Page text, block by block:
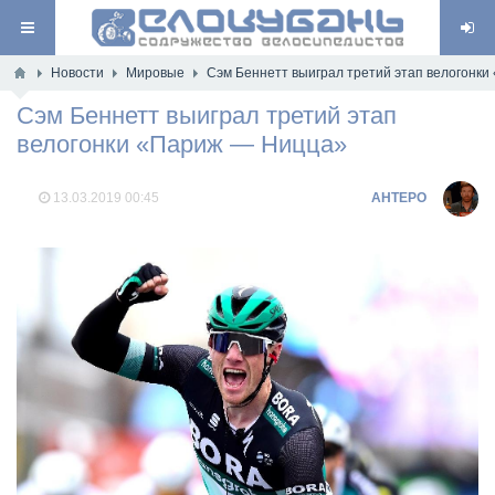
Новости Мировые Сэм Беннетт выиграл третий этап
Сэм Беннетт выиграл третий этап
велогонки «Париж — Ницца»
13.03.2019 00:45 AHTEPO